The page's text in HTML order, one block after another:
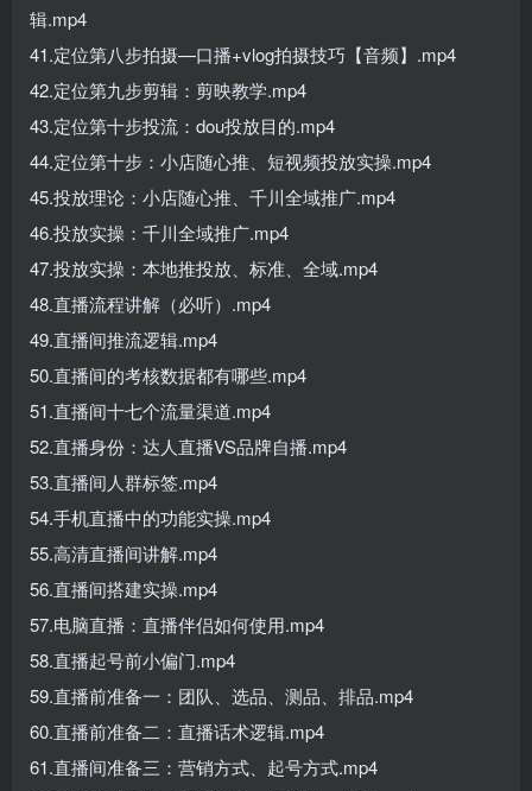
辑.mp4
41.定位第八步拍摄—口播+vlog拍摄技巧【音频】.mp4
42.定位第九步剪辑：剪映教学.mp4
43.定位第十步投流：dou投放目的.mp4
44.定位第十步：小店随心推、短视频投放实操.mp4
45.投放理论：小店随心推、千川全域推广.mp4
46.投放实操：千川全域推广.mp4
47.投放实操：本地推投放、标准、全域.mp4
48.直播流程讲解（必听）.mp4
49.直播间推流逻辑.mp4
50.直播间的考核数据都有哪些.mp4
51.直播间十七个流量渠道.mp4
52.直播身份：达人直播VS品牌自播.mp4
53.直播间人群标签.mp4
54.手机直播中的功能实操.mp4
55.高清直播间讲解.mp4
56.直播间搭建实操.mp4
57.电脑直播：直播伴侣如何使用.mp4
58.直播起号前小偏门.mp4
59.直播前准备一：团队、选品、测品、排品.mp4
60.直播前准备二：直播话术逻辑.mp4
61.直播间准备三：营销方式、起号方式.mp4